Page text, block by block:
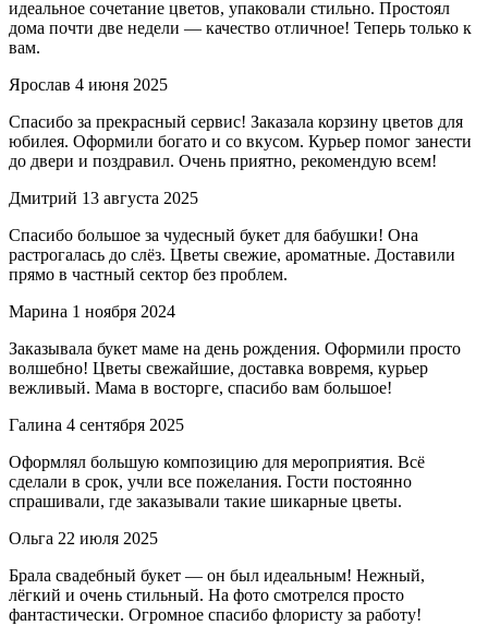
идеальное сочетание цветов, упаковали стильно. Простоял
дома почти две недели — качество отличное! Теперь только к
вам.
Ярослав 4 июня 2025
Спасибо за прекрасный сервис! Заказала корзину цветов для
юбилея. Оформили богато и со вкусом. Курьер помог занести
до двери и поздравил. Очень приятно, рекомендую всем!
Дмитрий 13 августа 2025
Спасибо большое за чудесный букет для бабушки! Она
растрогалась до слёз. Цветы свежие, ароматные. Доставили
прямо в частный сектор без проблем.
Марина 1 ноября 2024
Заказывала букет маме на день рождения. Оформили просто
волшебно! Цветы свежайшие, доставка вовремя, курьер
вежливый. Мама в восторге, спасибо вам большое!
Галина 4 сентября 2025
Оформлял большую композицию для мероприятия. Всё
сделали в срок, учли все пожелания. Гости постоянно
спрашивали, где заказывали такие шикарные цветы.
Ольга 22 июля 2025
Брала свадебный букет — он был идеальным! Нежный,
лёгкий и очень стильный. На фото смотрелся просто
фантастически. Огромное спасибо флористу за работу!